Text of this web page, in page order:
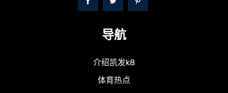
导航
介绍凯发k8
体育热点